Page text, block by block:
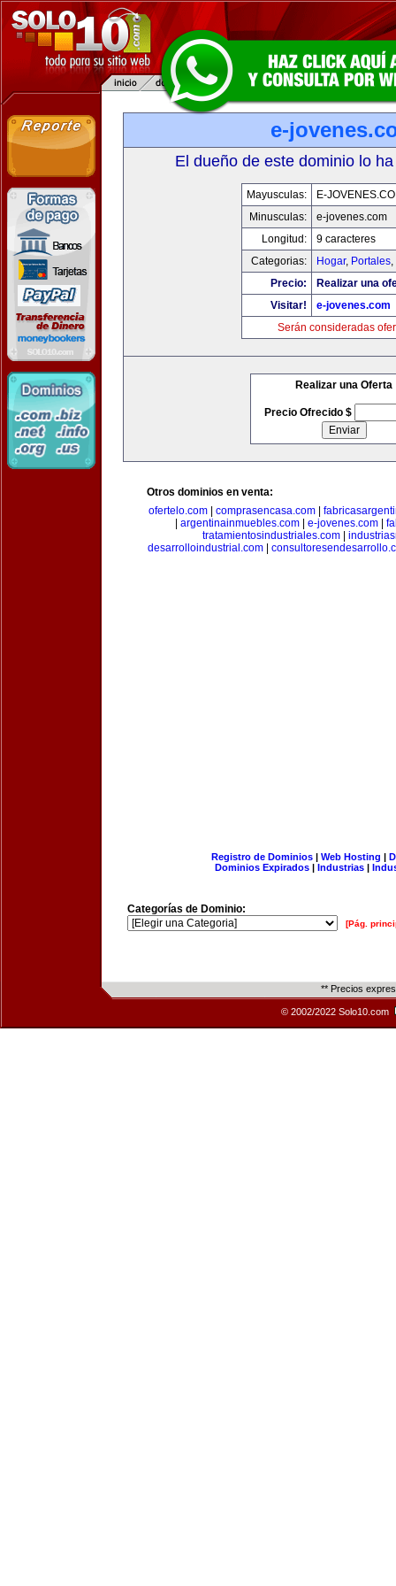
e-
El dueño de este dominio lo
Mayusculas:
E-
Minusculas:
e-jovenes.com
Longitud:
9 caracteres
Categorias:
Hogar, Portales,
Precio:
Realizar una
Visitar!
e-jovenes.com
Serán consideradas
Realizar una Oferta
Precio Ofrecido $
Otros dominios en venta:
ofertelo.com| comprasencasa.com|
argentinainmuebles.com| e-jovenes.com|
tratamientosindustriales.com
desarrolloindustrial.com|
Registro de Dominios| Web Hosting |
Dominios Expirados | Industrias |
Categorías de Dominio:
[Pág.
** Precios
© 2002/2022 Solo10.com